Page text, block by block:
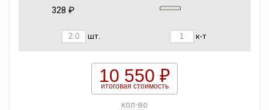
328 ₽
шт. к-т
10 550 ₽
итоговая стоимость
кол-во